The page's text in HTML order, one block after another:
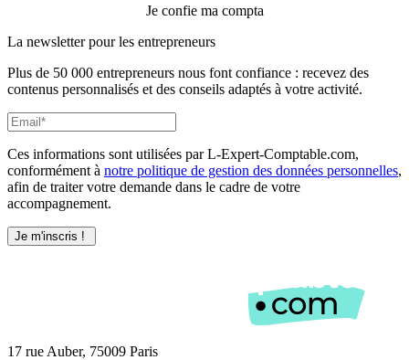
Je confie ma compta
La newsletter pour les entrepreneurs
Plus de 50 000 entrepreneurs nous font confiance : recevez des
contenus personnalisés et des conseils adaptés à votre activité.
Ces informations sont utilisées par L-Expert-Comptable.com,
conformément à notre politique de gestion des données personnelles,
afin de traiter votre demande dans le cadre de votre
accompagnement.
17 rue Auber, 75009 Paris